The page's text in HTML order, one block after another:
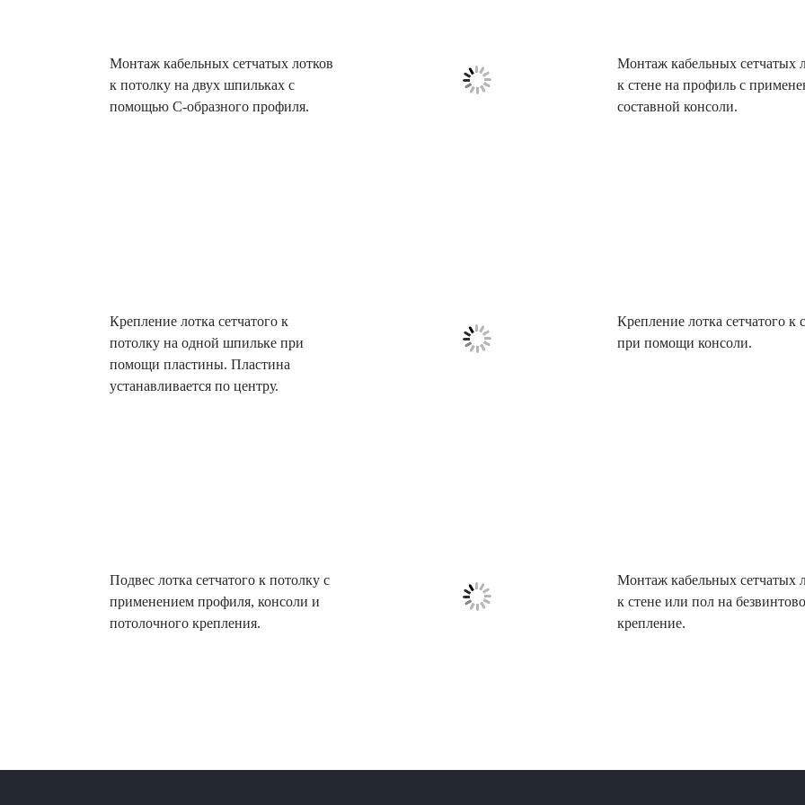
Монтаж кабельных сетчатых лотков
к потолку на двух шпильках с
помощью С-образного профиля.
Монтаж кабельных сетчатых
к стене на профиль с
составной консоли.
Крепление лотка сетчатого к
потолку на одной шпильке при
помощи пластины. Пластина
устанавливается по центру.
Крепление лотка сетчатого к
при помощи консоли.
Подвес лотка сетчатого к потолку с
применением профиля, консоли и
потолочного крепления.
Монтаж кабельных сетчатых
к стене или пол на
крепление.